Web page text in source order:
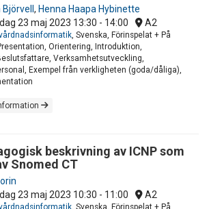
, Henna Haapa Hybinette
23 maj 2023 13:30 - 14:00 A2
, Svenska, Förinspelat + På
Orientering, Introduktion,
Verksamhetsutveckling,
Exempel från verkligheten (goda/dåliga),
beskrivning av ICNP som
Snomed CT
23 maj 2023 10:30 - 11:00 A2
, Svenska, Förinspelat + På